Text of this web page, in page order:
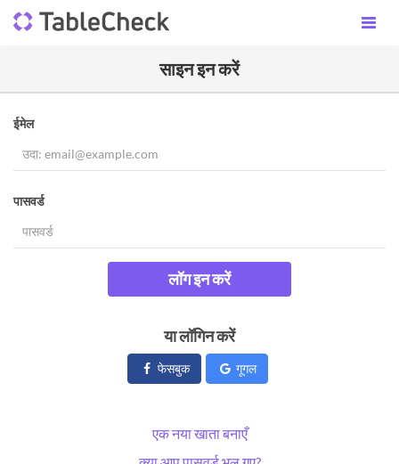
साइन इन करें
ईमेल
पासवर्ड
लॉग इन करें
या लॉगिन करें
फेसबुक गूगल
एक नया खाता बनाएँ